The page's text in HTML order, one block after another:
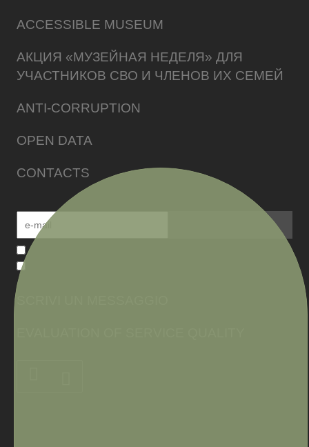
ACCESSIBLE MUSEUM
АКЦИЯ «МУЗЕЙНАЯ НЕДЕЛЯ» ДЛЯ
УЧАСТНИКОВ СВО И ЧЛЕНОВ ИХ СЕМЕЙ
ANTI-CORRUPTION
OPEN DATA
CONTACTS